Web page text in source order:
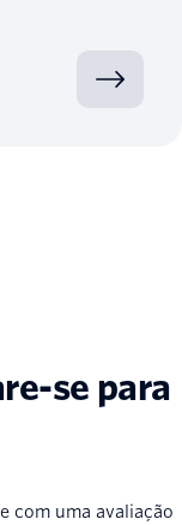
se para
com uma avaliação